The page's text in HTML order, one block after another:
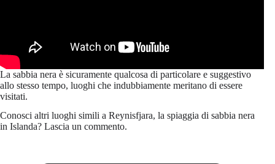
La sabbia nera è sicuramente qualcosa di particolare e suggestivo
allo stesso tempo, luoghi che indubbiamente meritano di essere
visitati.
Conosci altri luoghi simili a Reynisfjara, la spiaggia di sabbia nera
in Islanda? Lascia un commento.